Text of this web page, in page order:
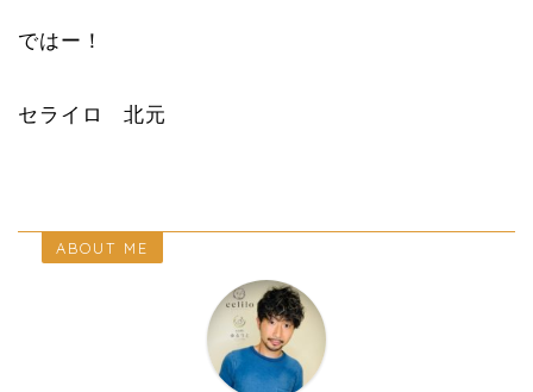
ではー！
セライロ 北元
ABOUT ME